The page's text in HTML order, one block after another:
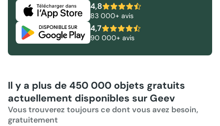
4,8
83 000+ avis
4,7
90 000+ avis
Il y a plus de 450 000 objets gratuits
actuellement disponibles sur Geev
Vous trouverez toujours ce dont vous avez besoin,
gratuitement